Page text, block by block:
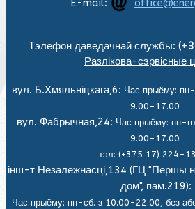
E-mail:
Тэлефон даведачнай службы:
Разлікова-сэрвісные
вул. Б.Хмяльніцкага,6: Час прыёму:
9.00-17.00
вул. Фабрычная,24: Час прыёму: пн-
9.00-17.00
тэл: (+375 17) 224-
інш-т Незалежнасці,134 (ГЦ "Першы
дом", пам.219):
Час прыёму: пн-сб. з 10.00-22.00, без